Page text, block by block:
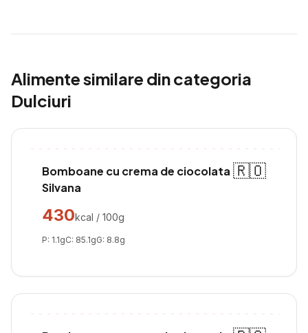
Alimente similare din categoria
Dulciuri
Bomboane cu crema de ciocolata
Silvana
🇷🇴
430kcal / 100g
P: 1.1gC: 85.1gG: 8.8g